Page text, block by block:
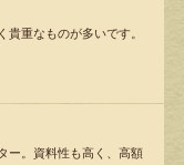
貴重なものが多いです。
ー。資料性も高く、高額